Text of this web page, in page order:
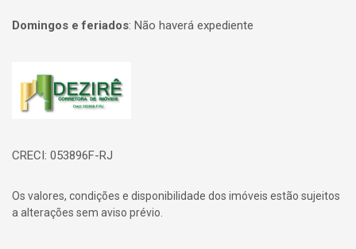
Domingos e feriados: Não haverá expediente
Página inicial
CRECI: 053896F-RJ
Os valores, condições e disponibilidade dos imóveis estão sujeitos
a alterações sem aviso prévio.